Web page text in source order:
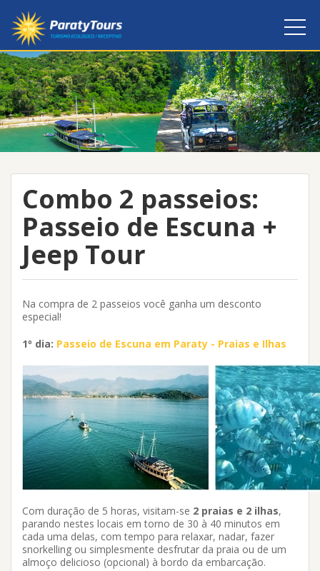
Combo 2 passeios:
Passeio de Escuna +
Jeep Tour
Na compra de 2 passeios você ganha um desconto
especial!
1º dia: Passeio de Escuna em Paraty - Praias e Ilhas
Com duração de 5 horas, visitam-se 2 praias e 2 ilhas,
parando nestes locais em torno de 30 à 40 minutos em
cada uma delas, com tempo para relaxar, nadar, fazer
snorkelling ou simplesmente desfrutar da praia ou de um
almoço delicioso (opcional) à bordo da embarcação.